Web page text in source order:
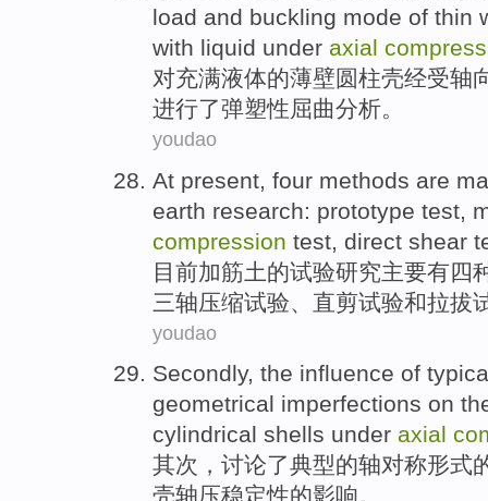
load and buckling mode of thin
with liquid under axial
对充满液体的薄壁圆柱壳经受轴
进行了弹塑性屈曲分析。
youdao
At present four methods are
earth research: prototype test
compression test, direct shear
目前加筋土的试验研究主要有四
三轴压缩试验、 直剪试验和拉拔
youdao
Secondly, the influence of
geometrical imperfections on
cylindrical shells under axial
其次 ， 讨论了典型的轴对称形式
壳轴压稳定性的影响。